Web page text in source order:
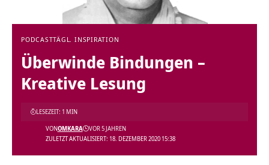
PODCASTTÄGL. INSPIRATION
Überwinde Bindungen –
Kreative Lesung
ZULETZT AKTUALISIERT: 18. DEZEMBER 2020 15:38
VONOMKARA VOR 5 JAHREN
LESEZEIT: 1 MIN